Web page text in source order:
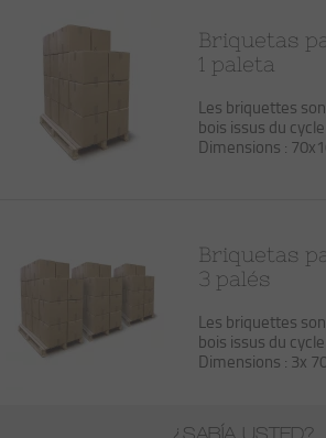
Briquetas
1 paleta
Les briquettes
bois issus du
Dimensions :
Briquetas
3 palés
Les briquettes
bois issus du
Dimensions : 3x
¿SABÍA USTED?